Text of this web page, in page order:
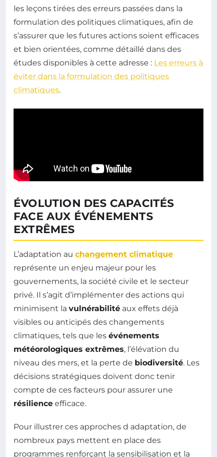
les leçons tirées des erreurs passées dans la
formulation des politiques climatiques, afin de
s’assurer que les futures actions soient efficaces
et bien orientées, comme détaillé dans des
études disponibles à cette adresse : Les erreurs à
éviter dans la formulation des politiques
climatiques.
ÉVOLUTION DES CAPACITÉS
FACE AUX ÉVÉNEMENTS
EXTRÊMES
L’adaptation au changement climatique
représente un enjeu majeur pour les
gouvernements, la société civile et le secteur
privé. Il s’agit d’implémenter des actions qui
minimisent la vulnérabilité aux effets déjà
visibles ou anticipés des changements
climatiques, tels que les événements
météorologiques extrêmes, l’élévation du
niveau des mers, et la perte de biodiversité. Les
décisions stratégiques doivent donc tenir
compte de ces facteurs pour assurer une
résilience efficace.
Pour illustrer ces approches d adaptation, de
nombreux pays mettent en place des
programmes renforçant la sensibilisation et la